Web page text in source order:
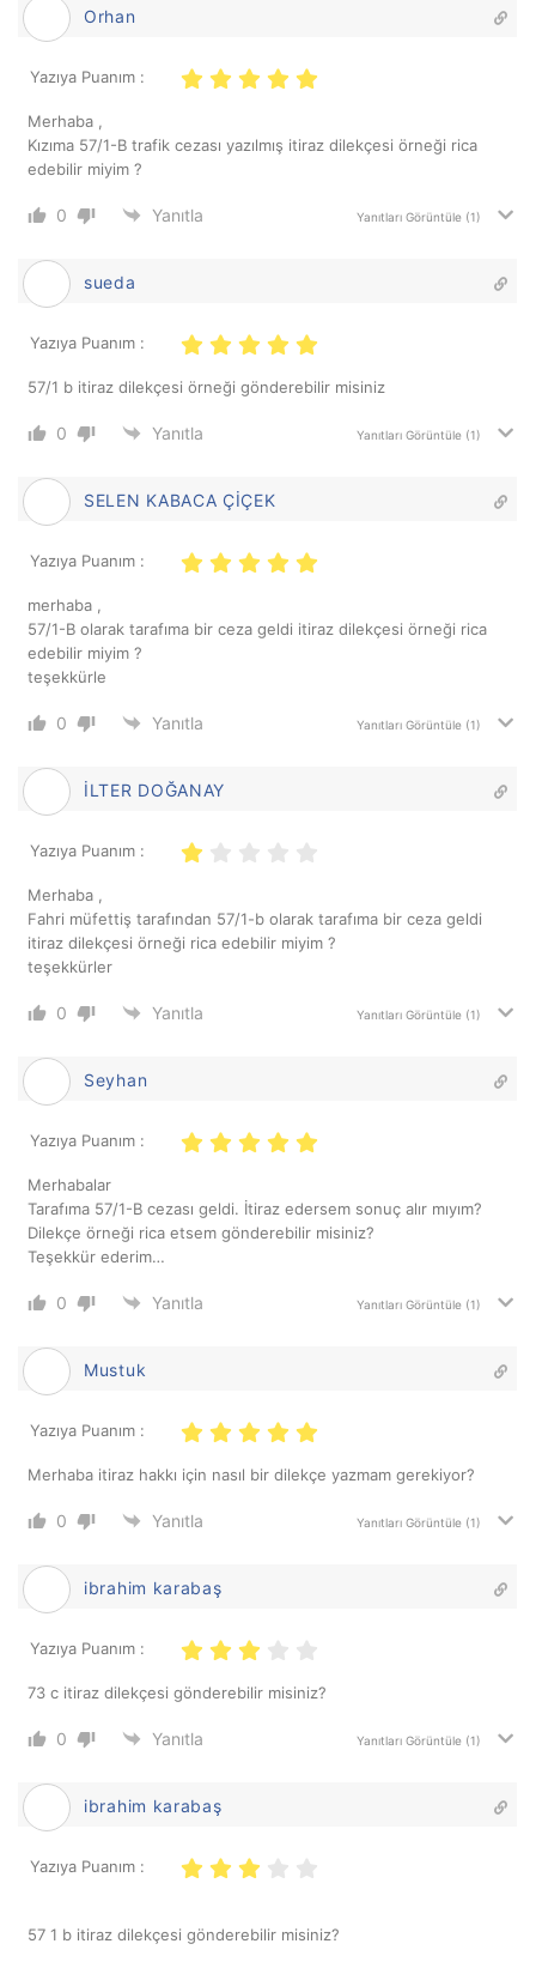
Orhan
Yazıya Puanım :
Merhaba ,
Kızıma 57/1-B trafik cezası yazılmış itiraz dilekçesi örneği rica
edebilir miyim ?
0 Yanıtla Yanıtları Görüntüle (1)
sueda
Yazıya Puanım :
57/1 b itiraz dilekçesi örneği gönderebilir misiniz
0 Yanıtla Yanıtları Görüntüle (1)
SELEN KABACA ÇİÇEK
Yazıya Puanım :
merhaba ,
57/1-B olarak tarafıma bir ceza geldi itiraz dilekçesi örneği rica
edebilir miyim ?
teşekkürle
0 Yanıtla Yanıtları Görüntüle (1)
İLTER DOĞANAY
Yazıya Puanım :
Merhaba ,
Fahri müfettiş tarafından 57/1-b olarak tarafıma bir ceza geldi
itiraz dilekçesi örneği rica edebilir miyim ?
teşekkürler
0 Yanıtla Yanıtları Görüntüle (1)
Seyhan
Yazıya Puanım :
Merhabalar
Tarafıma 57/1-B cezası geldi. İtiraz edersem sonuç alır mıyım?
Dilekçe örneği rica etsem gönderebilir misiniz?
Teşekkür ederim…
0 Yanıtla Yanıtları Görüntüle (1)
Mustuk
Yazıya Puanım :
Merhaba itiraz hakkı için nasıl bir dilekçe yazmam gerekiyor?
0 Yanıtla Yanıtları Görüntüle (1)
ibrahim karabaş
Yazıya Puanım :
73 c itiraz dilekçesi gönderebilir misiniz?
0 Yanıtla Yanıtları Görüntüle (1)
ibrahim karabaş
Yazıya Puanım :
57 1 b itiraz dilekçesi gönderebilir misiniz?